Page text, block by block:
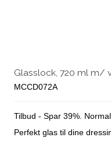
Glasslock, 720 ml m/
MCCD072A
Tilbud - Spar 39%.
Perfekt glas til dine